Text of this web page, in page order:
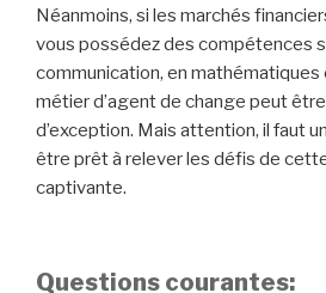
généralement nécessaire. Une
professionnelle, une licence pour
également être demandées par
L’avenir pour les agents de
l’évolution desmarchés financiers.
compétitif, mais les courtiers